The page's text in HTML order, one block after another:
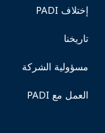
إختلاف PADI
تاريخنا
مسؤولية الشركة
العمل مع PADI